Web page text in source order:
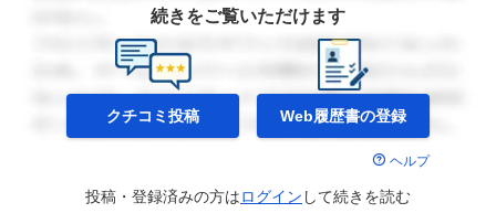
続きをご覧いただけます
クチコミ投稿 Web履歴書の登録
ヘルプ
投稿・登録済みの方はログイン して続きを読む